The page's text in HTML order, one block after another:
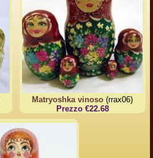
Matryoshka vinoso (rrax06)
Prezzo €22.68